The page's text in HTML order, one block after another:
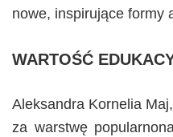
nowe, inspirujące formy
​WARTOŚĆ
Aleksandra Kornelia
za warstwę